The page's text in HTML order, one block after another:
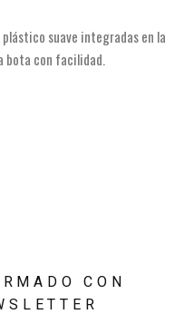
suave integradas en la
bota con facilidad.
CON